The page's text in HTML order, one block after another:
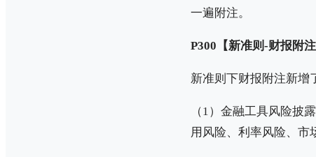
一遍附注。
P300【新准则-财报附注
新准则下财报附注新增
（1）金融工具风险披
用风险、利率风险、市